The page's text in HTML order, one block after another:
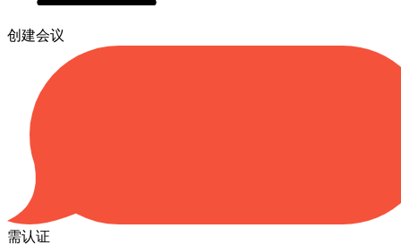
创建会议
需认证